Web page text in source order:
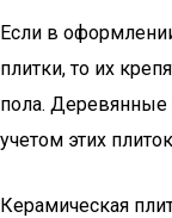
Если в
плитки, то их
пола. Деревянные
учетом этих
Керамическая